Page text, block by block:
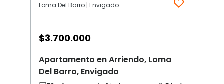
Loma Del Barro | Envigado
$3.700.000
Apartamento en Arriendo, Loma
Del Barro, Envigado